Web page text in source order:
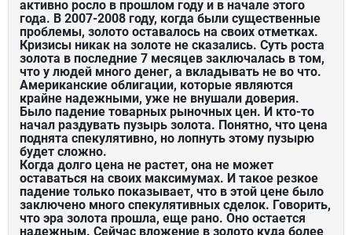
активно росло в прошлом году и в начале этого
года. В 2007-2008 году, когда были существенные
проблемы, золото оставалось на своих отметках.
Кризисы никак на золоте не сказались. Суть роста
золота в последние 7 месяцев заключалась в том,
что у людей много денег, а вкладывать не во что.
Американские облигации, которые являются
крайне надежными, уже не внушали доверия.
Было падение товарных рыночных цен. И кто-то
начал раздувать пузырь золота. Понятно, что цена
поднята спекулятивно, но лопнуть этому пузырю
будет сложно.
Когда долго цена не растет, она не может
оставаться на своих максимумах. И такое резкое
падение только показывает, что в этой цене было
заключено много спекулятивных сделок. Говорить,
что эра золота прошла, еще рано. Оно остается
надежным. Сейчас вложение в золото куда более